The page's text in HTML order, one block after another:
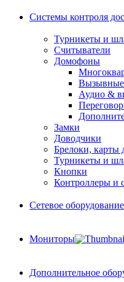
Системы контроля
Турникеты и
Cчитыватели
Домофоны
Вызывные
Аудио &
Замки
Доводчики
Брелоки, карты
Турникеты и
Кнопки
Контроллеры и
Сетевое оборудование
Мониторы
Дополнительное